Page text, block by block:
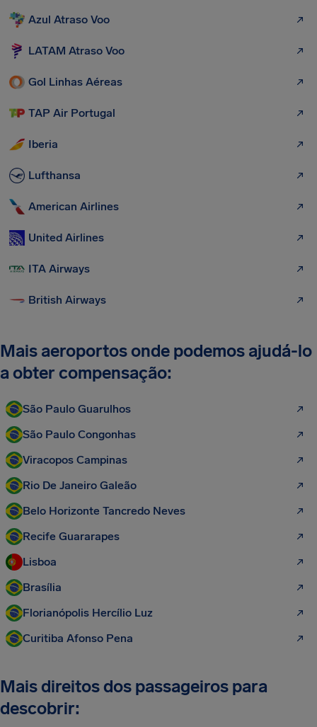
Azul Atraso Voo
LATAM Atraso Voo
Gol Linhas Aéreas
TAP Air Portugal
Iberia
Lufthansa
American Airlines
United Airlines
ITA Airways
British Airways
Mais aeroportos onde podemos ajudá-lo
a obter compensação:
São Paulo Guarulhos
São Paulo Congonhas
Viracopos Campinas
Rio De Janeiro Galeão
Belo Horizonte Tancredo Neves
Recife Guararapes
Lisboa
Brasília
Florianópolis Hercílio Luz
Curitiba Afonso Pena
Mais direitos dos passageiros para
descobrir: